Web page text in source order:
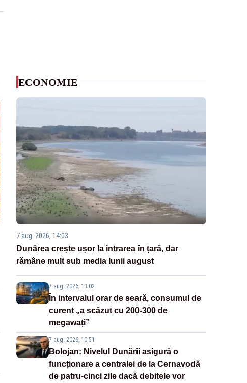
ECONOMIE
7 aug. 2026, 14:03
Dunărea crește ușor la intrarea în țară, dar
rămâne mult sub media lunii august
7 aug. 2026, 13:02
În intervalul orar de seară, consumul de
curent „a scăzut cu 200-300 de
megawați”
7 aug. 2026, 10:51
Bolojan: Nivelul Dunării asigură o
funcționare a centralei de la Cernavodă
de patru-cinci zile dacă debitele vor